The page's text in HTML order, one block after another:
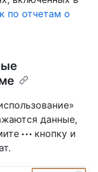
по отчетам о
данные,
кнопку и